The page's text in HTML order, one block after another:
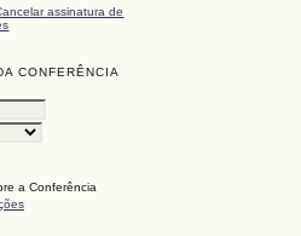
assinatura de
CONFERÊNCIA
a Conferência